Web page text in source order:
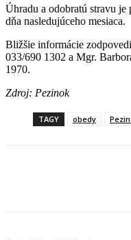
Úhradu a odobratú stravu
dňa nasledujúceho mesiaca.
Bližšie informácie
033/690 1302 a Mgr.
1970.
Zdroj: Pezinok
TAGY obedy